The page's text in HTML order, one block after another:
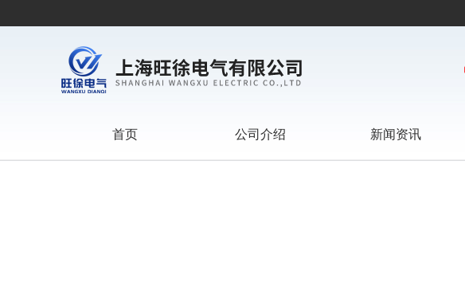
首页 公司介绍 新闻资讯